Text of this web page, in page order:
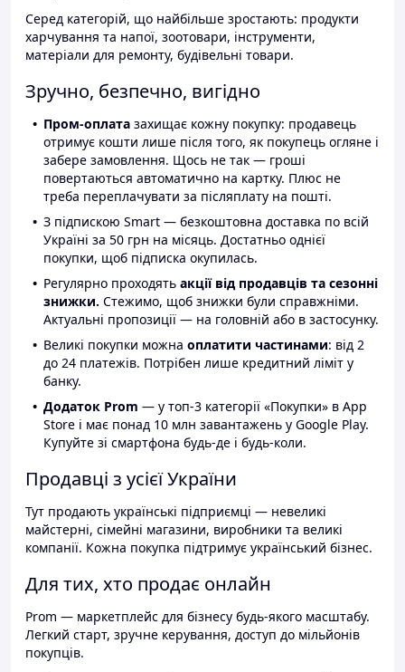
Серед категорій, що найбільше зростають: продукти
харчування та напої, зоотовари, інструменти,
матеріали для ремонту, будівельні товари.
Зручно, безпечно, вигідно
Пром-оплата захищає кожну покупку: продавець
отримує кошти лише після того, як покупець огляне і
забере замовлення. Щось не так — гроші
повертаються автоматично на картку. Плюс не
треба переплачувати за післяплату на пошті.
З підпискою Smart — безкоштовна доставка по всій
Україні за 50 грн на місяць. Достатньо однієї
покупки, щоб підписка окупилась.
Регулярно проходять акції від продавців та сезонні
знижки. Стежимо, щоб знижки були справжніми.
Актуальні пропозиції — на головній або в застосунку.
Великі покупки можна оплатити частинами: від 2
до 24 платежів. Потрібен лише кредитний ліміт у
банку.
Додаток Prom — у топ-3 категорії «Покупки» в App
Store і має понад 10 млн завантажень у Google Play.
Купуйте зі смартфона будь-де і будь-коли.
Продавці з усієї України
Тут продають українські підприємці — невеликі
майстерні, сімейні магазини, виробники та великі
компанії. Кожна покупка підтримує український бізнес.
Для тих, хто продає онлайн
Prom — маркетплейс для бізнесу будь-якого масштабу.
Легкий старт, зручне керування, доступ до мільйонів
покупців.